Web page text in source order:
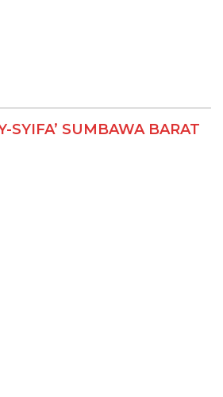
SYIFA’ SUMBAWA BARAT